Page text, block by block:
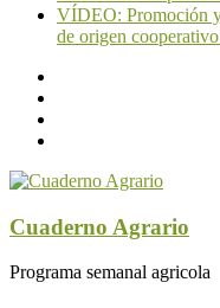
VÍDEO: Promoción
de origen
Cuaderno Agrario
Programa semanal agricola